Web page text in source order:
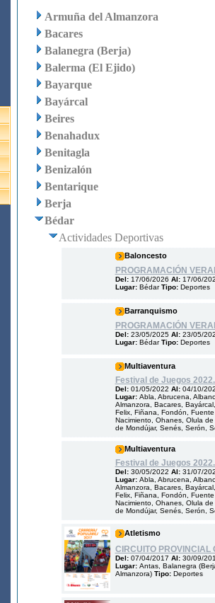
Armuña del Almanzora
Bacares
Balanegra (Berja)
Balerma (El Ejido)
Bayarque
Bayárcal
Beires
Benahadux
Benitagla
Benizalón
Bentarique
Berja
Bédar
Actividades Deportivas
Baloncesto
PROGRAMACIÓN
Del: 17/06/2026 Al: 17/06/
Lugar: BédarTipo: Deportes
Barranquismo
PROGRAMACIÓN
Del: 23/05/2025 Al: 23/05/
Lugar: BédarTipo: Deportes
Multiaventura
Festival de Juegos
Del: 01/05/2022 Al: 04/10/
Lugar: Abla, Abrucena,
Almanzora, Bacares,
Felix, Fiñana, Fondón,
Nacimiento, Ohanes, Olula
de Mondújar, Senés, Serón,
Multiaventura
Festival de Juegos
Del: 30/05/2022 Al: 31/07/
Lugar: Abla, Abrucena,
Almanzora, Bacares,
Felix, Fiñana, Fondón,
Nacimiento, Ohanes, Olula
de Mondújar, Senés, Serón,
Atletismo
CIRCUITO
Del: 07/04/2017 Al: 30/09/
Lugar: Antas, Balanegra
Almanzora)Tipo: Deportes